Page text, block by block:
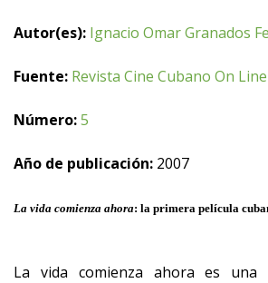
Autor(es): Ignacio Omar Granados
Fuente: Revista Cine Cubano On Line
Número:5
Año de publicación: 2007
La vida comienza ahora: la primera película
La vida comienza ahora es una